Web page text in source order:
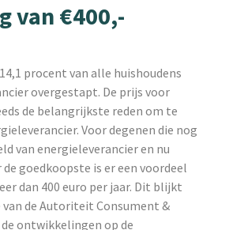
van €400,-
procent van alle huishoudens
overgestapt. De prijs voor
de belangrijkste reden om te
Voor degenen die nog
van energieleverancier en nu
goedkoopste is er een voordeel
dan 400 euro per jaar. Dit blijkt
de Autoriteit Consument &
ontwikkelingen op de